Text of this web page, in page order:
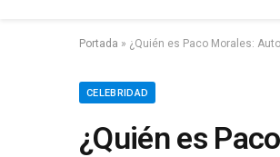
Portada » ¿Quién es Paco Morales:
CELEBRIDAD
¿Quién es